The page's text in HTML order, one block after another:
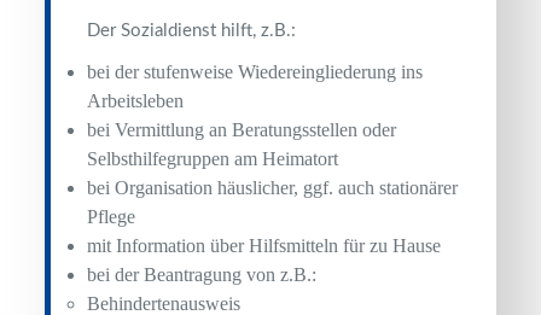
Der Sozialdienst hilft, z.B.:
bei der stufenweise Wiedereingliederung ins
Arbeitsleben
bei Vermittlung an Beratungsstellen oder
Selbsthilfegruppen am Heimatort
bei Organisation häuslicher, ggf. auch stationärer
Pflege
mit Information über Hilfsmitteln für zu Hause
bei der Beantragung von z.B.:
Behindertenausweis